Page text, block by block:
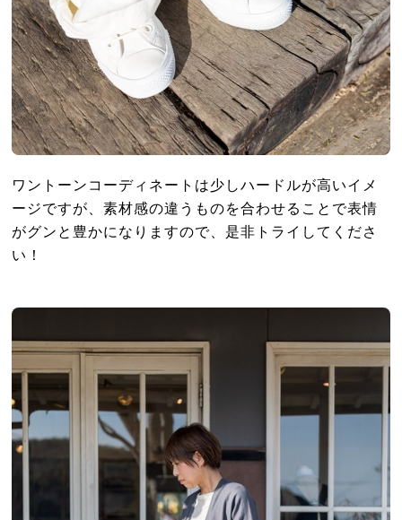
ワントーンコーディネートは少しハードルが高いイメ
ージですが、素材感の違うものを合わせることで表情
がグンと豊かになりますので、是非トライしてくださ
い！